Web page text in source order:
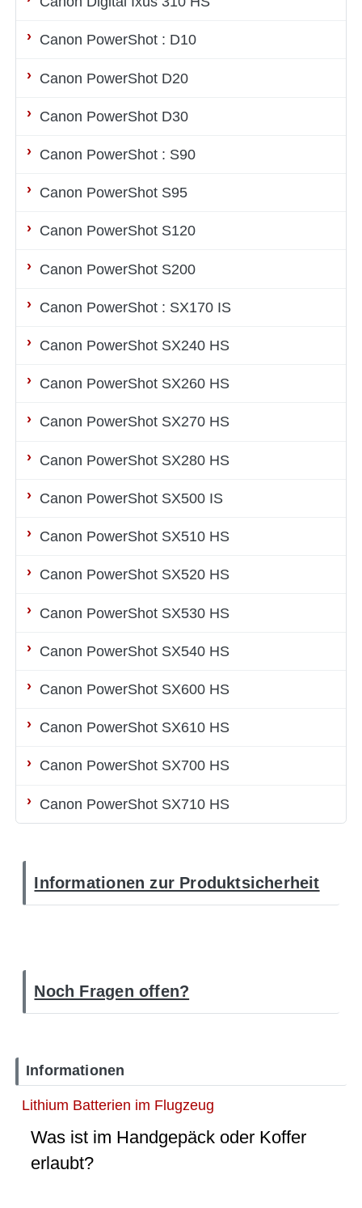
Canon PowerShot : D10
Canon PowerShot D20
Canon PowerShot D30
Canon PowerShot : S90
Canon PowerShot S95
Canon PowerShot S120
Canon PowerShot S200
Canon PowerShot : SX170 IS
Canon PowerShot SX240 HS
Canon PowerShot SX260 HS
Canon PowerShot SX270 HS
Canon PowerShot SX280 HS
Canon PowerShot SX500 IS
Canon PowerShot SX510 HS
Canon PowerShot SX520 HS
Canon PowerShot SX530 HS
Canon PowerShot SX540 HS
Canon PowerShot SX600 HS
Canon PowerShot SX610 HS
Canon PowerShot SX700 HS
Canon PowerShot SX710 HS
Informationen zur Produktsicherheit
Noch Fragen offen?
Informationen
Lithium Batterien im Flugzeug
Was ist im Handgepäck oder Koffer
erlaubt?